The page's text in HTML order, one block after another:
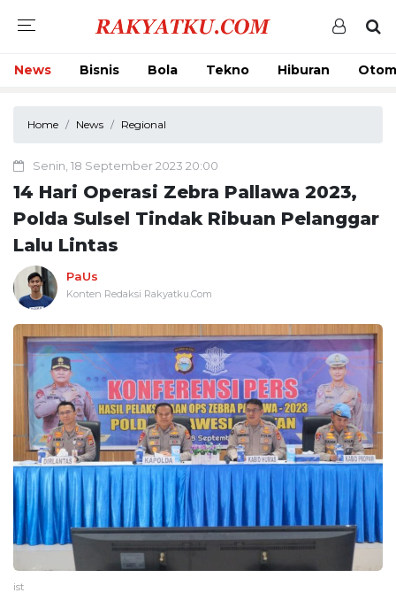
News Bisnis Bola Tekno Hiburan
Home News Regional
Senin, 18 September 2023 20:00
14 Hari Operasi Zebra Pallawa 2023,
Polda Sulsel Tindak Ribuan Pelanggar
Lalu Lintas
PaUs
Konten Redaksi Rakyatku.Com
ist